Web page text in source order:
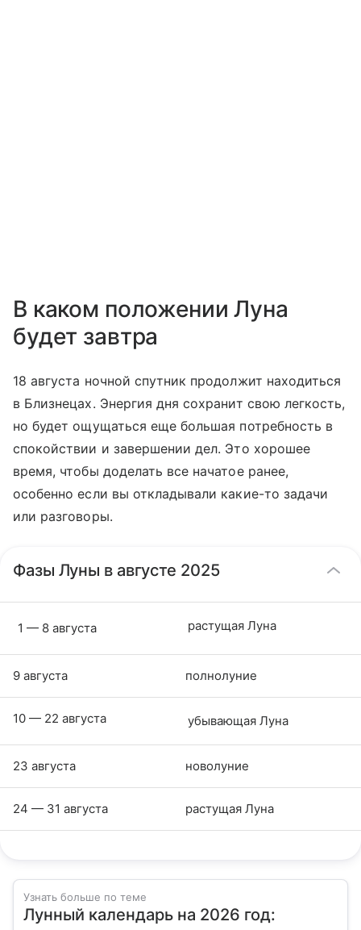
В каком положении Луна
будет завтра
18 августа ночной спутник продолжит находиться
в Близнецах. Энергия дня сохранит свою легкость,
но будет ощущаться еще большая потребность в
спокойствии и завершении дел. Это хорошее
время, чтобы доделать все начатое ранее,
особенно если вы откладывали какие-то задачи
или разговоры.
Фазы Луны в августе 2025
1 — 8 августа растущая Луна
9 августа полнолуние
10 — 22 августа убывающая Луна
23 августа новолуние
24 — 31 августа растущая Луна
Узнать больше по теме
Лунный календарь на 2026 год: